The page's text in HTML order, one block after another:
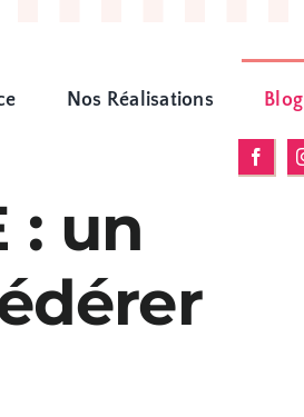
Nos Réalisations Blog
: un